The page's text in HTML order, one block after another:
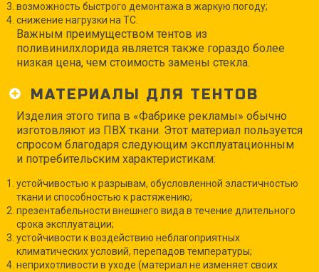
возможность быстрого демонтажа в жаркую погоду;
снижение нагрузки на ТС.
Важным преимуществом тентов из
поливинилхлорида является также гораздо более
низкая цена, чем стоимость замены стекла.
МАТЕРИАЛЫ ДЛЯ ТЕНТОВ
Изделия этого типа в «Фабрике рекламы» обычно
изготовляют из ПВХ ткани. Этот материал пользуется
спросом благодаря следующим эксплуатационным
и потребительским характеристикам:
устойчивостью к разрывам, обусловленной эластичностью
ткани и способностью к растяжению;
презентабельности внешнего вида в течение длительного
срока эксплуатации;
устойчивости к воздействию неблагоприятных
климатических условий, перепадов температуры;
неприхотливости в уходе (материал не изменяет своих